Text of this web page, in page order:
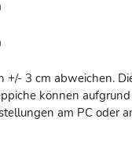
+/- 3 cm abweichen.
können
am PC oder